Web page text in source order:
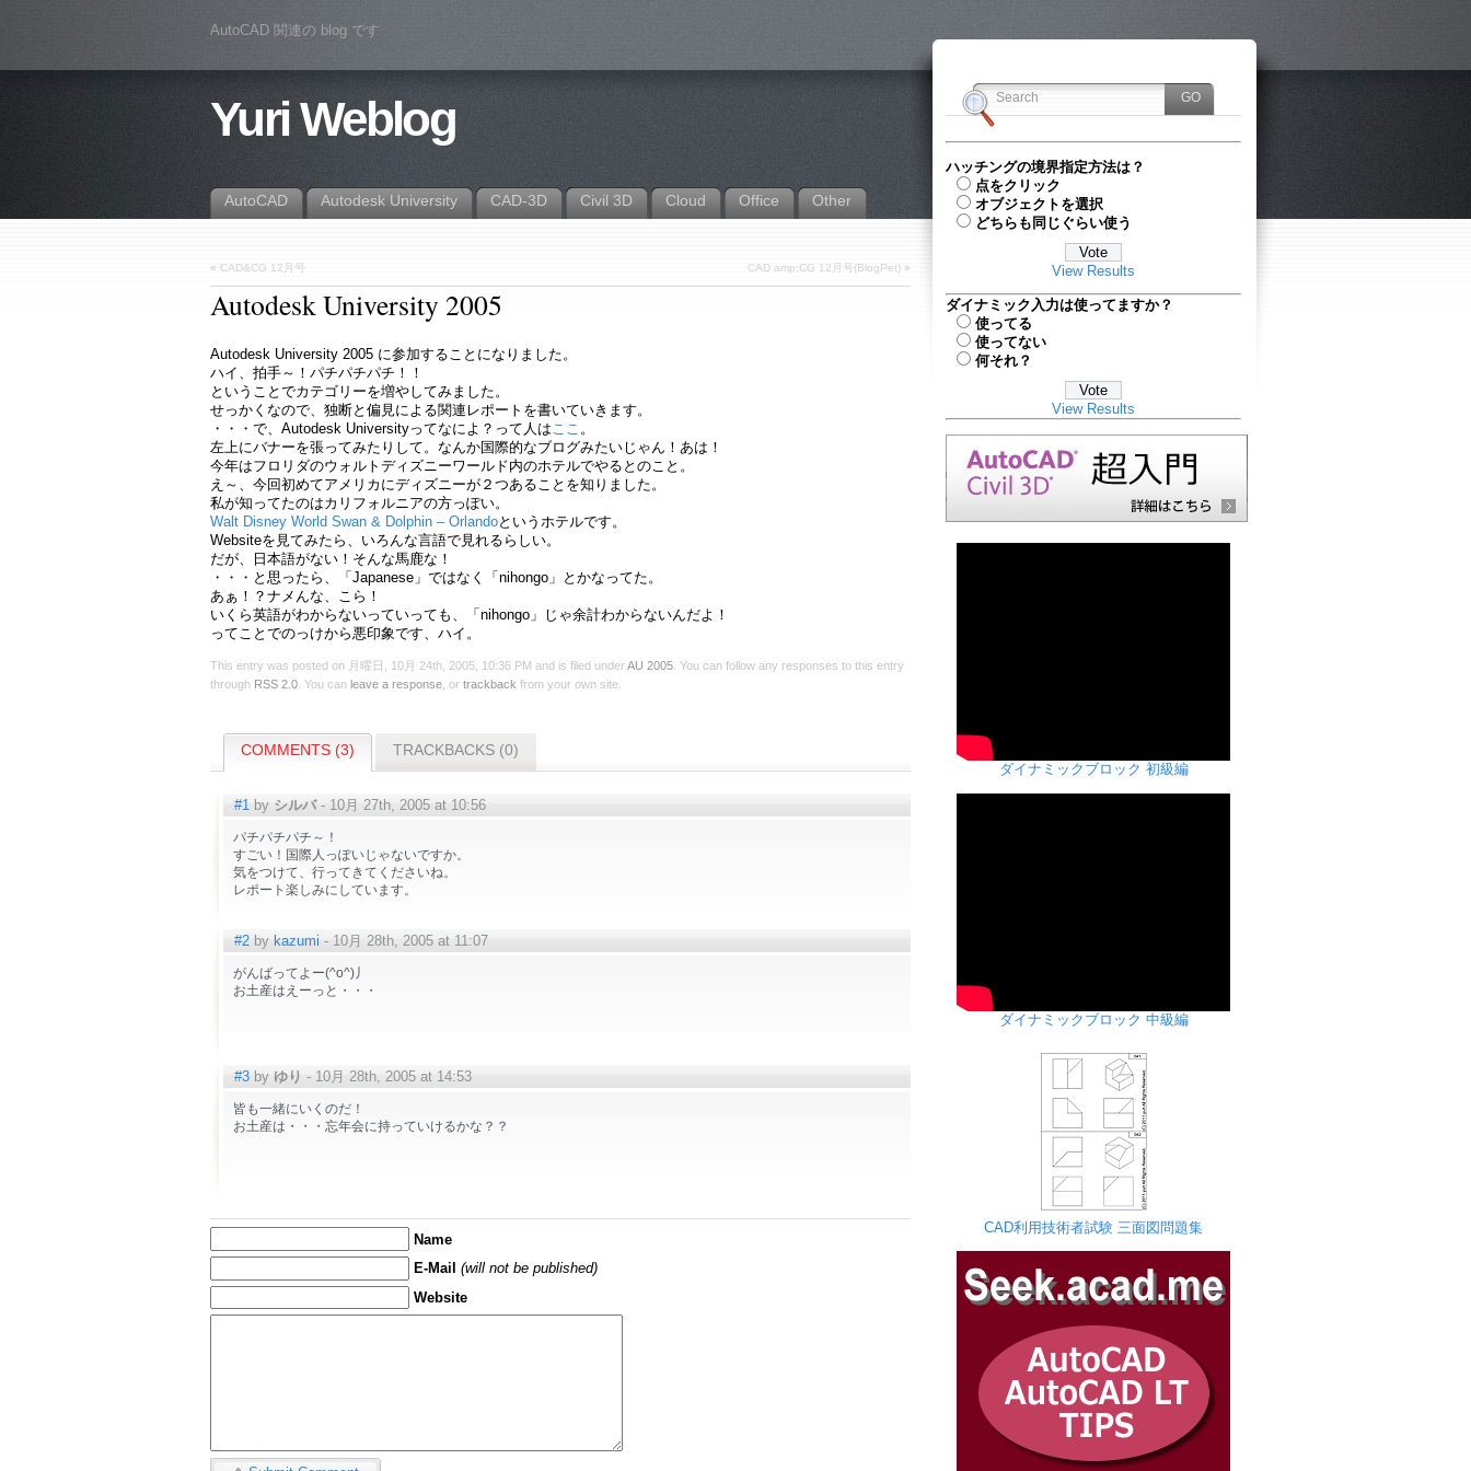
AutoCAD 関連の blog です
Yuri Weblog
AutoCAD Autodesk University CAD-3D Civil 3D Cloud Office Other
« CAD&CG 12月号 CAD amp;CG 12月号(BlogPet) »
Autodesk University 2005
Autodesk University 2005 に参加することになりました。
ハイ、拍手～！パチパチパチ！！
ということでカテゴリーを増やしてみました。
せっかくなので、独断と偏見による関連レポートを書いていきます。
・・・で、Autodesk Universityってなによ？って人はここ 。
左上にバナーを張ってみたりして。なんか国際的なブログみたいじゃん！あは！
今年はフロリダのウォルトディズニーワールド内のホテルでやるとのこと。
え～、今回初めてアメリカにディズニーが２つあることを知りました。
私が知ってたのはカリフォルニアの方っぽい。
Walt Disney World Swan & Dolphin – Orlandoというホテルです。
Websiteを見てみたら、いろんな言語で見れるらしい。
だが、日本語がない！そんな馬鹿な！
・・・と思ったら、「Japanese」ではなく「nihongo」とかなってた。
あぁ！？ナメんな、こら！
いくら英語がわからないっていっても、「nihongo」じゃ余計わからないんだよ！
ってことでのっけから悪印象です、ハイ。
This entry was posted on 月曜日, 10月 24th, 2005, 10:36 PM and is filed underAU 2005 . You can follow any responses to this entry
through RSS 2.0 . You can leave a response , or trackback from your own site.
COMMENTS (3) TRACKBACKS (0)
#1 by シルバ- 10月 27th, 2005 at 10:56
パチパチパチ～！
すごい！国際人っぽいじゃないですか。
気をつけて、行ってきてくださいね。
レポート楽しみにしています。
#2 by kazumi - 10月 28th, 2005 at 11:07
がんばってよー(^o^)丿
お土産はえーっと・・・
#3 by ゆり - 10月 28th, 2005 at 14:53
皆も一緒にいくのだ！
お土産は・・・忘年会に持っていけるかな？？
Name
E-Mail(will not be published)
Website
ハッチングの境界指定方法は？
点をクリック
オブジェクトを選択
どちらも同じぐらい使う
View Results
ダイナミック入力は使ってますか？
使ってる
使ってない
何それ？
View Results
ダイナミックブロック 初級編
ダイナミックブロック 中級編
CAD利用技術者試験 三面図問題集